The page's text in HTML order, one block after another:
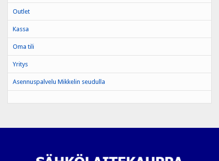
Outlet
Kassa
Oma tili
Yritys
Asennuspalvelu Mikkelin seudulla